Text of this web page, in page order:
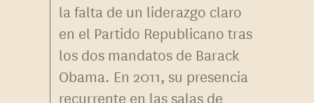
la falta de un liderazgo claro
en el Partido Republicano tras
los dos mandatos de Barack
Obama. En 2011, su presencia
recurrente en las salas de